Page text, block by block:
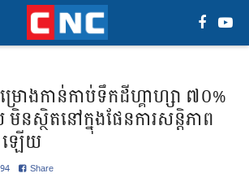
ោងកាន់កាប់ទឹកដីហ្គាហ្សា ៧០%
នស្ថិតនៅក្នុងផែនការសន្តិភាព
ឡើយ
Share